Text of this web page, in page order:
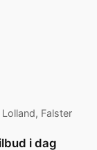
Falster
i dag